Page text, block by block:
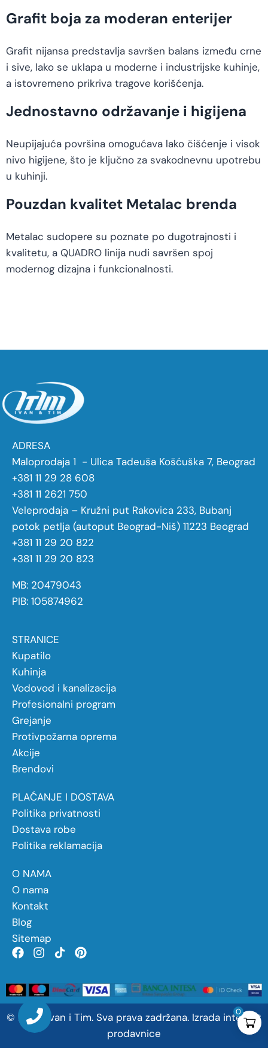
0
Grafit boja za moderan enterijer
Grafit nijansa predstavlja savršen balans između crne
i sive, lako se uklapa u moderne i industrijske kuhinje,
a istovremeno prikriva tragove korišćenja.
Jednostavno održavanje i higijena
Neupijajuća površina omogućava lako čišćenje i visok
nivo higijene, što je ključno za svakodnevnu upotrebu
u kuhinji.
Pouzdan kvalitet Metalac brenda
Metalac sudopere su poznate po dugotrajnosti i
kvalitetu, a QUADRO linija nudi savršen spoj
modernog dizajna i funkcionalnosti.
ADRESA
Maloprodaja 1 - Ulica Tadeuša Košćuška 7, Beograd
+381 11 29 28 608
+381 11 2621 750
Veleprodaja – Kružni put Rakovica 233, Bubanj
potok petlja (autoput Beograd-Niš) 11223 Beograd
+381 11 29 20 822
+381 11 29 20 823
MB: 20479043
PIB: 105874962
STRANICE
Kupatilo
Kuhinja
Vodovod i kanalizacija
Profesionalni program
Grejanje
Protivpožarna oprema
Akcije
Brendovi
PLAĆANJE I DOSTAVA
Politika privatnosti
Dostava robe
Politika reklamacija
O NAMA
O nama
Kontakt
Blog
Sitemap
© 2026 Ivan i Tim. Sva prava zadržana. Izrada internet
prodavnice